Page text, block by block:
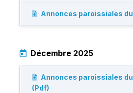
Annonces paroissiales du
Décembre 2025
Annonces paroissiales du
(Pdf)